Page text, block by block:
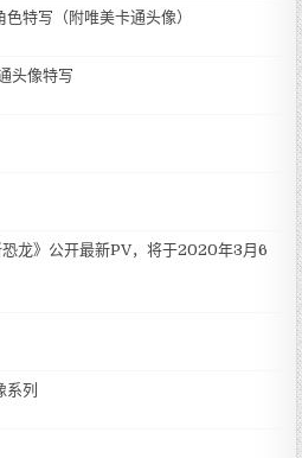
特写（附唯美卡通头像）
头像特写
龙》公开最新PV，将于2020年3月6
系列